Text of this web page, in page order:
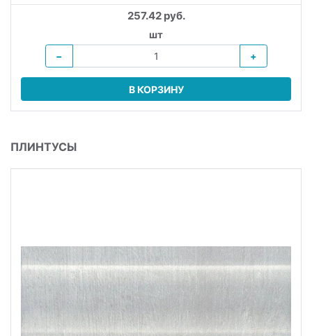
257.42 руб.
шт
−
+
В КОРЗИНУ
ПЛИНТУСЫ